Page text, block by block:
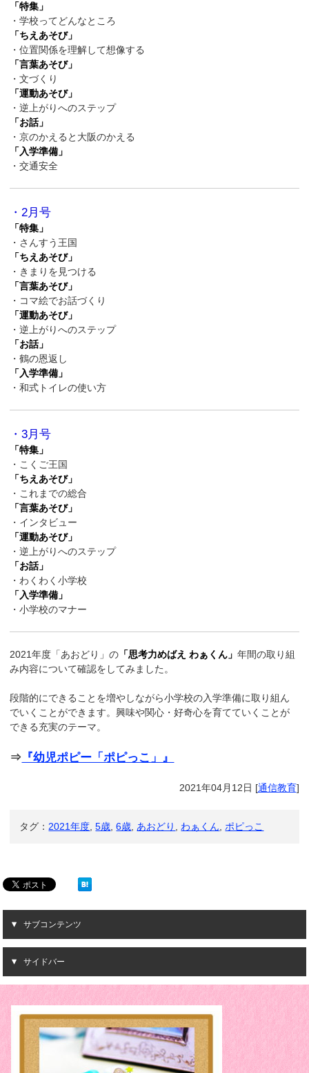
「特集」
・学校ってどんなところ
「ちえあそび」
・位置関係を理解して想像する
「言葉あそび」
・文づくり
「運動あそび」
・逆上がりへのステップ
「お話」
・京のかえると大阪のかえる
「入学準備」
・交通安全
・2月号
「特集」
・さんすう王国
「ちえあそび」
・きまりを見つける
「言葉あそび」
・コマ絵でお話づくり
「運動あそび」
・逆上がりへのステップ
「お話」
・鶴の恩返し
「入学準備」
・和式トイレの使い方
・3月号
「特集」
・こくご王国
「ちえあそび」
・これまでの総合
「言葉あそび」
・インタビュー
「運動あそび」
・逆上がりへのステップ
「お話」
・わくわく小学校
「入学準備」
・小学校のマナー
2021年度「あおどり」の 「思考力めばえ わぁくん」年間の取り組
み内容について確認をしてみました。
段階的にできることを増やしながら小学校の入学準備に取り組ん
でいくことができます。興味や関心・好奇心を育てていくことが
できる充実のテーマ。
⇒ 『幼児ポピー「ポピっこ」』
2021年04月12日 [通信教育]
タグ： 2021年度 ,5歳 ,6歳 あおどり わぁくん ポピっこ
サブコンテンツ
サイドバー